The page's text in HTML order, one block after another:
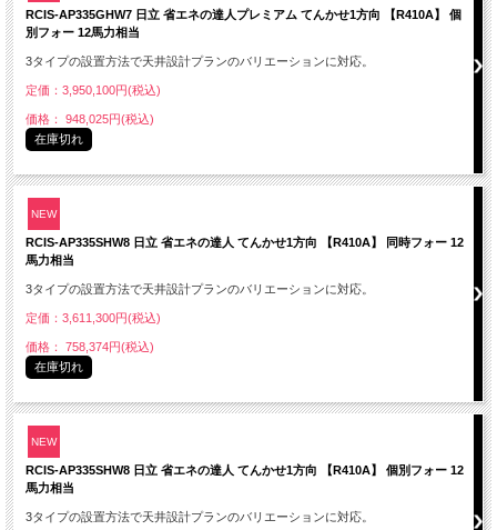
RCIS-AP335GHW7 日立 省エネの達人プレミアム てんかせ1方向 【R410A】 個
別フォー 12馬力相当
3タイプの設置方法で天井設計プランのバリエーションに対応。
定価：3,950,100円(税込)
価格： 948,025円(税込)
在庫切れ
NEW
RCIS-AP335SHW8 日立 省エネの達人 てんかせ1方向 【R410A】 同時フォー 12
馬力相当
3タイプの設置方法で天井設計プランのバリエーションに対応。
定価：3,611,300円(税込)
価格： 758,374円(税込)
在庫切れ
NEW
RCIS-AP335SHW8 日立 省エネの達人 てんかせ1方向 【R410A】 個別フォー 12
馬力相当
3タイプの設置方法で天井設計プランのバリエーションに対応。